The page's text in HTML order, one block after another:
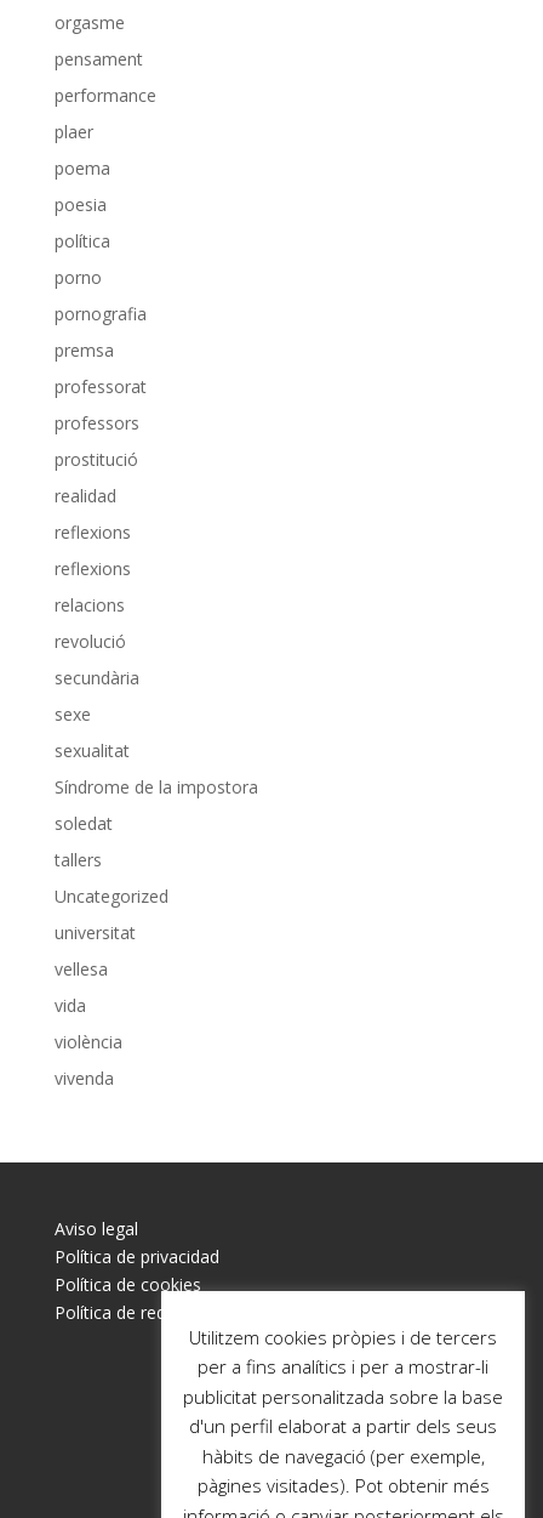
orgasme
pensament
performance
plaer
poema
poesia
política
porno
pornografia
premsa
professorat
professors
prostitució
realidad
reflexions
reflexions
relacions
revolució
secundària
sexe
sexualitat
Síndrome de la impostora
soledat
tallers
Uncategorized
universitat
vellesa
vida
violència
vivenda
Aviso legal
Política de privacidad
Política de cookies
Política de redes sociales
Utilitzem cookies pròpies i de tercers
per a fins analítics i per a mostrar-li
publicitat personalitzada sobre la base
d'un perfil elaborat a partir dels seus
hàbits de navegació (per exemple,
pàgines visitades). Pot obtenir més